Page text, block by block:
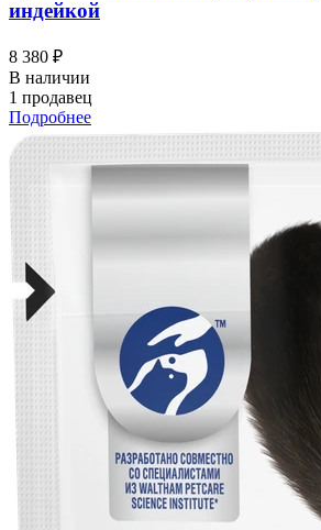
индейкой
8 380 ₽
В наличии
1 продавец
Подробнее